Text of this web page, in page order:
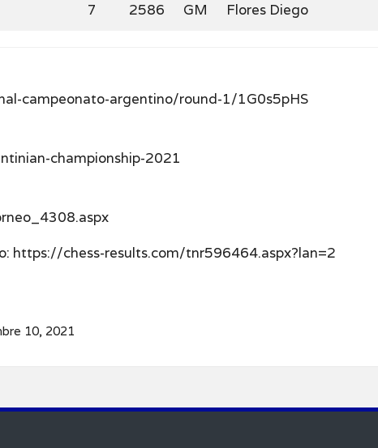
7 2586 GM Flores Diego
campeonato-argentino/round-1/1G0s5pHS
championship-2021
https://chess-results.com/tnr596464.aspx?lan=2
10, 2021